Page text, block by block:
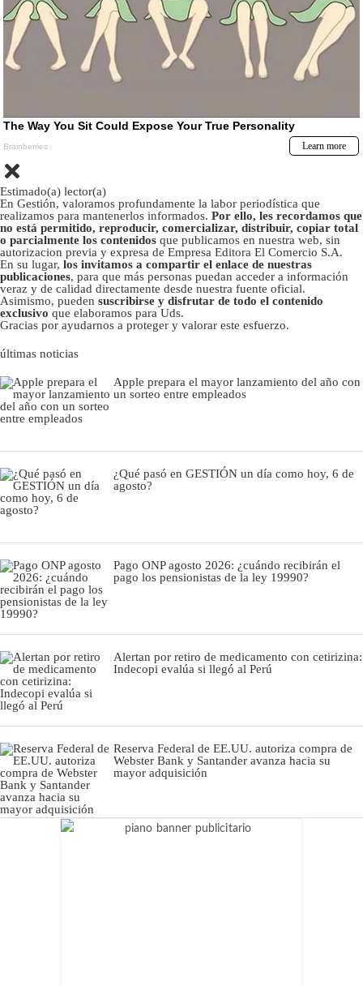
Estimado(a) lector(a)
En Gestión, valoramos profundamente la labor periodística que
realizamos para mantenerlos informados. Por ello, les recordamos que
no está permitido, reproducir, comercializar, distribuir, copiar total
o parcialmente los contenidos que publicamos en nuestra web, sin
autorizacion previa y expresa de Empresa Editora El Comercio S.A.
En su lugar, los invitamos a compartir el enlace de nuestras
publicaciones, para que más personas puedan acceder a información
veraz y de calidad directamente desde nuestra fuente oficial.
Asimismo, pueden suscribirse y disfrutar de todo el contenido
exclusivo que elaboramos para Uds.
Gracias por ayudarnos a proteger y valorar este esfuerzo.
últimas noticias
Apple prepara el mayor lanzamiento del año con
un sorteo entre empleados
¿Qué pasó en GESTIÓN un día como hoy, 6 de
agosto?
Pago ONP agosto 2026: ¿cuándo recibirán el
pago los pensionistas de la ley 19990?
Alertan por retiro de medicamento con cetirizina:
Indecopi evalúa si llegó al Perú
Reserva Federal de EE.UU. autoriza compra de
Webster Bank y Santander avanza hacia su
mayor adquisición